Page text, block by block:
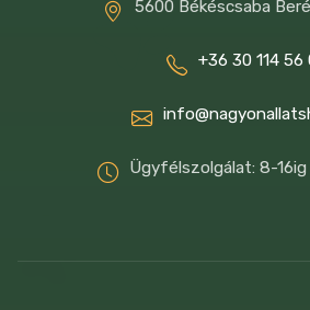
Mindig biztosíts friss ivóvizet.
5600 Békéscsaba
+36 30 114 56
Ügyfélszolgálat: 8-